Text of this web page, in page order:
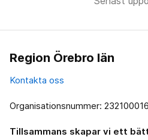
Region Örebro län
Kontakta oss
Organisationsnummer:
Tillsammans skapar vi ett